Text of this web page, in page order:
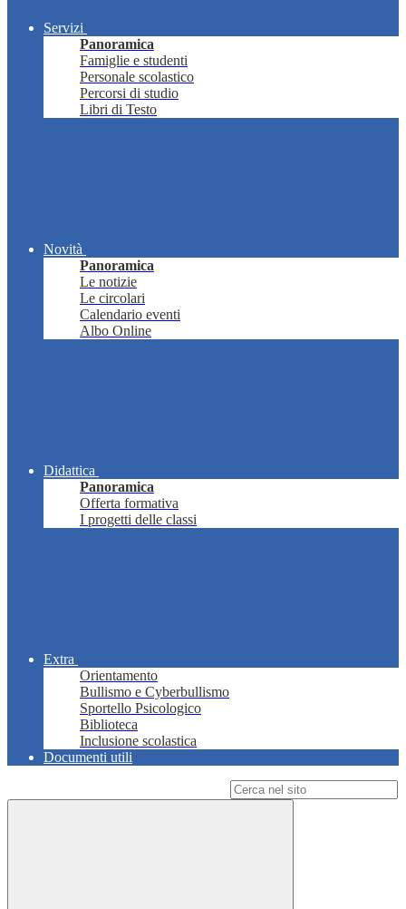
Servizi
Panoramica
Famiglie e studenti
Personale scolastico
Percorsi di studio
Libri di Testo
Novità
Panoramica
Le notizie
Le circolari
Calendario eventi
Albo Online
Didattica
Panoramica
Offerta formativa
I progetti delle classi
Extra
Orientamento
Bullismo e Cyberbullismo
Sportello Psicologico
Biblioteca
Inclusione scolastica
Documenti utili